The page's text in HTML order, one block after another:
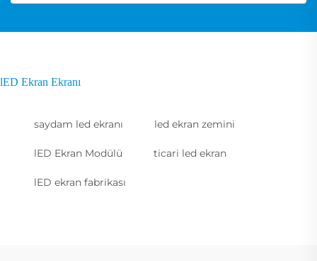
lED Ekran Ekranı
saydam led ekranı led ekran zemini
lED Ekran Modülü ticari led ekran
lED ekran fabrikası